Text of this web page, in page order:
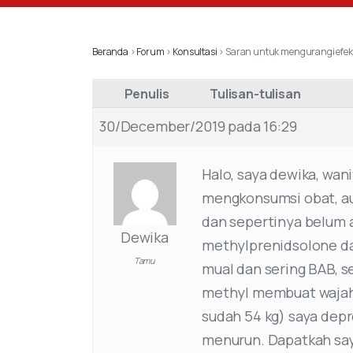
Beranda ›Forum › Konsultasi › Saran untuk mengurangi
Penulis Tulisan-tulisan
30/December/2019 pada 16:29
Dewika
Tamu
Halo, saya dewika,
mengkonsumsi obat,
dan sepertinya belum
methylprenidsolone
mual dan sering BAB,
methyl membuat
sudah 54 kg) saya
menurun. Dapatkah